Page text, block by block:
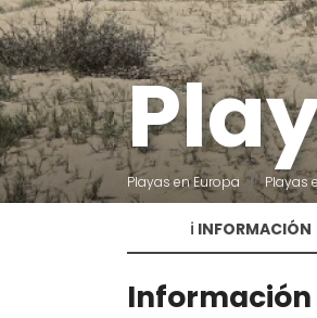
Playas en Europa Playas
ℹ️ INFORMACIÓN
Información